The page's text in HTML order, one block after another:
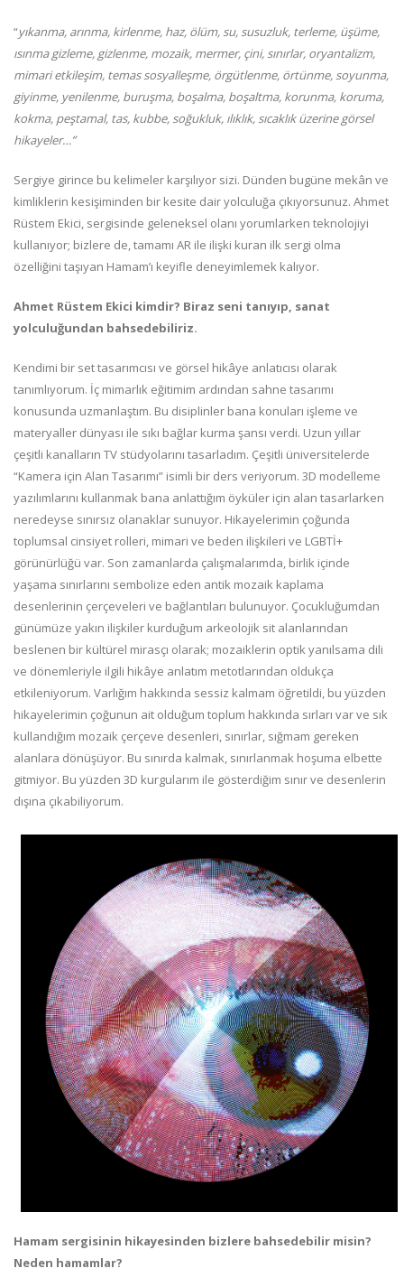
“yıkanma, arınma, kirlenme, haz, ölüm, su, susuzluk, terleme, üşüme,
ısınma gizleme, gizlenme, mozaik, mermer, çini, sınırlar, oryantalizm,
mimari etkileşim, temas sosyalleşme, örgütlenme, örtünme, soyunma,
giyinme, yenilenme, buruşma, boşalma, boşaltma, korunma, koruma,
kokma, peştamal, tas, kubbe, soğukluk, ılıklık, sıcaklık üzerine görsel
hikayeler…”
Sergiye girince bu kelimeler karşılıyor sizi. Dünden bugüne mekân ve
kimliklerin kesişiminden bir kesite dair yolculuğa çıkıyorsunuz. Ahmet
Rüstem Ekici, sergisinde geleneksel olanı yorumlarken teknolojiyi
kullanıyor; bizlere de, tamamı AR ile ilişki kuran ilk sergi olma
özelliğini taşıyan Hamam’ı keyifle deneyimlemek kalıyor.
Ahmet Rüstem Ekici kimdir? Biraz seni tanıyıp, sanat
yolculuğundan bahsedebiliriz.
Kendimi bir set tasarımcısı ve görsel hikâye anlatıcısı olarak
tanımlıyorum. İç mimarlık eğitimim ardından sahne tasarımı
konusunda uzmanlaştım. Bu disiplinler bana konuları işleme ve
materyaller dünyası ile sıkı bağlar kurma şansı verdi. Uzun yıllar
çeşitli kanalların TV stüdyolarını tasarladım. Çeşitli üniversitelerde
“Kamera için Alan Tasarımı” isimli bir ders veriyorum. 3D modelleme
yazılımlarını kullanmak bana anlattığım öyküler için alan tasarlarken
neredeyse sınırsız olanaklar sunuyor. Hikayelerimin çoğunda
toplumsal cinsiyet rolleri, mimari ve beden ilişkileri ve LGBTİ+
görünürlüğü var. Son zamanlarda çalışmalarımda, birlik içinde
yaşama sınırlarını sembolize eden antik mozaik kaplama
desenlerinin çerçeveleri ve bağlantıları bulunuyor. Çocukluğumdan
günümüze yakın ilişkiler kurduğum arkeolojik sit alanlarından
beslenen bir kültürel mirasçı olarak; mozaiklerin optik yanılsama dili
ve dönemleriyle ilgili hikâye anlatım metotlarından oldukça
etkileniyorum. Varlığım hakkında sessiz kalmam öğretildi, bu yüzden
hikayelerimin çoğunun ait olduğum toplum hakkında sırları var ve sık
kullandığım mozaik çerçeve desenleri, sınırlar, sığmam gereken
alanlara dönüşüyor. Bu sınırda kalmak, sınırlanmak hoşuma elbette
gitmiyor. Bu yüzden 3D kurgularım ile gösterdiğim sınır ve desenlerin
dışına çıkabiliyorum.
Hamam sergisinin hikayesinden bizlere bahsedebilir misin?
Neden hamamlar?